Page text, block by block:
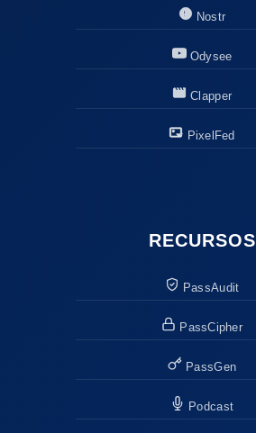
Nostr
Odysee
Clapper
PixelFed
RECURSOS
PassAudit
PassCipher
PassGen
Podcast